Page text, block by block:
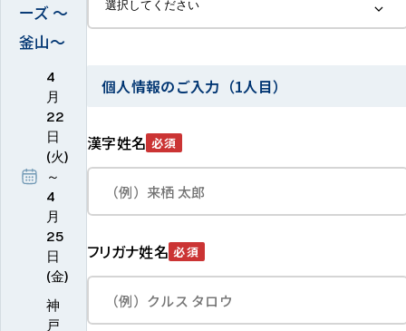
ーズ ～
釜山～
4
月
22
日
(火)
～
4
月
25
日
(金)
神
戸
個人情報のご入力（1人目）
漢字姓名 必須
フリガナ姓名 必須